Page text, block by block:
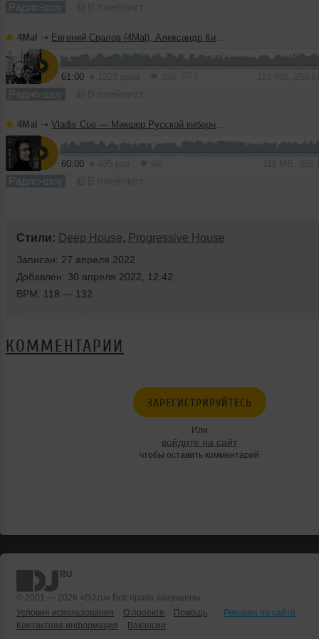
Радио-шоу
4Mal ➝ Евгений Свалов (4Mal), Александр Киреев — Русская кибернетика 724 (08.07.2026)
61:00
Радио-шоу
4Mal ➝ Vladis Cue — Микшер Русской кибернетики 458 с Евгением Сваловым (4Mal) и Александром Киреевым (08.07.2026)
60:00
Радио-шоу
Стили: Deep House, Progressive House
Записан: 27 апреля 2022
Добавлен: 30 апреля 2022, 12:42
BPM: 118 — 132
КОММЕНТАРИИ
ЗАРЕГИСТРИРУЙТЕСЬ
Или
войдите на сайт
чтобы оставить комментарий
© 2001 — 2026 «DJ.ru» Все права защищены.
Условия использования
О проекте Помощь
Реклама на сайте
Контактная информация
Вакансии